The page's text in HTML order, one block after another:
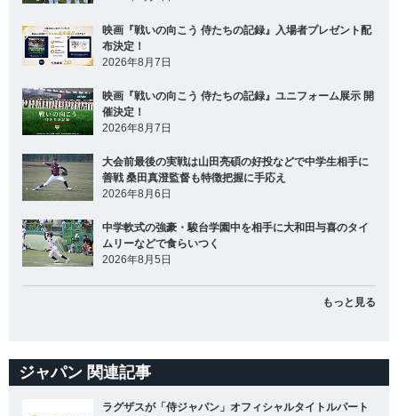
映画『戦いの向こう 侍たちの記録』入場者プレゼント配
布決定！
2026年8月7日
映画『戦いの向こう 侍たちの記録』ユニフォーム展示 開
催決定！
2026年8月7日
大会前最後の実戦は山田亮碩の好投などで中学生相手に
善戦 桑田真澄監督も特徴把握に手応え
2026年8月6日
中学軟式の強豪・駿台学園中を相手に大和田与喜のタイ
ムリーなどで食らいつく
2026年8月5日
もっと見る
ジャパン 関連記事
ラグザスが「侍ジャパン」オフィシャルタイトルパート